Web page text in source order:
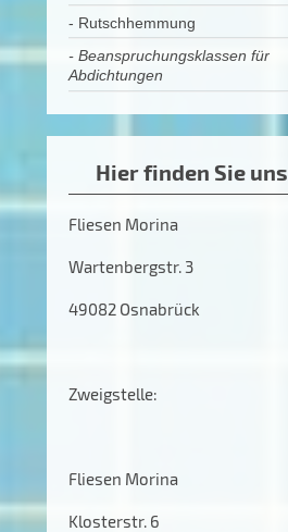
- Rutschhemmung
- Beanspruchungsklassen für
Abdichtungen
Hier finden Sie uns
Fliesen Morina
Wartenbergstr. 3
49082 Osnabrück
Zweigstelle:
Fliesen Morina
Klosterstr. 6